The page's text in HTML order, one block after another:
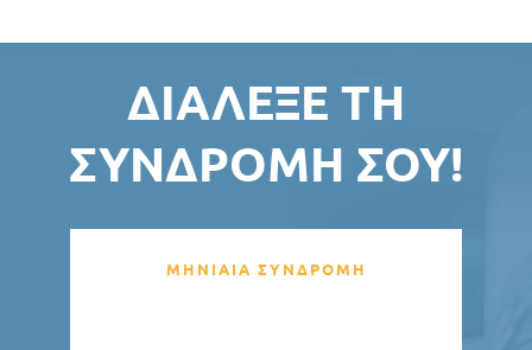
ΔΙΆΛΕΞΕ ΤΗ
ΣΥΝΔΡΟΜΉ ΣΟΥ!
ΜΗΝΙΑΙΑ ΣΥΝΔΡΟΜΗ